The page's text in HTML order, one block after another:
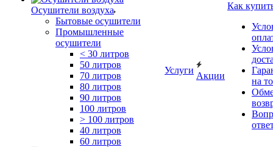
Осушители воздуха
Бытовые осушители
Промышленные
осушители
< 30 литров
50 литров
70 литров
80 литров
90 литров
100 литров
> 100 литров
40 литров
60 литров
Услуги
Акции
Как
на